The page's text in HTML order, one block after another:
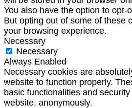
You also have the option to opt-
But opting out of some of these
your browsing experience.
Necessary
Necessary
Always Enabled
Necessary cookies are
website to function properly.
basic functionalities and
website, anonymously.